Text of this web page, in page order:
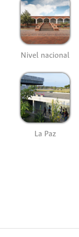
Nivel nacional
La Paz